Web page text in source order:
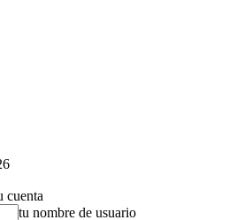
cuenta
tu nombre de usuario